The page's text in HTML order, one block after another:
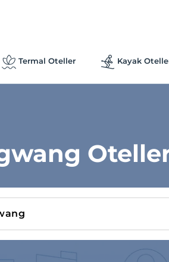
Termal Oteller Kayak